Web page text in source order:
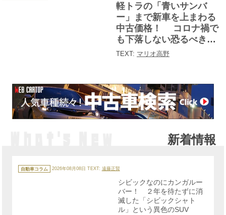
軽トラの「青いサンバ
ー」まで新車を上まわる
中古価格！ コロナ禍で
も下落しない恐るべきス
バル限定車の人気っぷり
TEXT: マリオ高野
新着情報
テ
ゴ
自動車コラム 2026年08月08日 TEXT: 遠藤正賢
シビックなのにカンガルー
バー！ ２年を待たずに消
滅した「シビックシャト
ル」という異色のSUV